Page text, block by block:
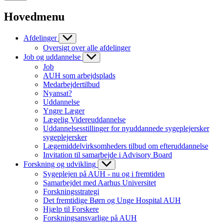
Hovedmenu
Afdelinger
Oversigt over alle afdelinger
Job og uddannelse
Job
AUH som arbejdsplads
Medarbejdertilbud
Nyansat?
Uddannelse
Yngre Læger
Lægelig Videreuddannelse
Uddannelsesstillinger for nyuddannede sygeplejersker
sygeplejersker
Lægemiddelvirksomheders tilbud om efteruddannelse
Invitation til samarbejde i Advisory Board
Forskning og udvikling
Sygeplejen på AUH - nu og i fremtiden
Samarbejdet med Aarhus Universitet
Forskningsstrategi
Det fremtidige Børn og Unge Hospital AUH
Hjælp til Forskere
Forskningsansvarlige på AUH